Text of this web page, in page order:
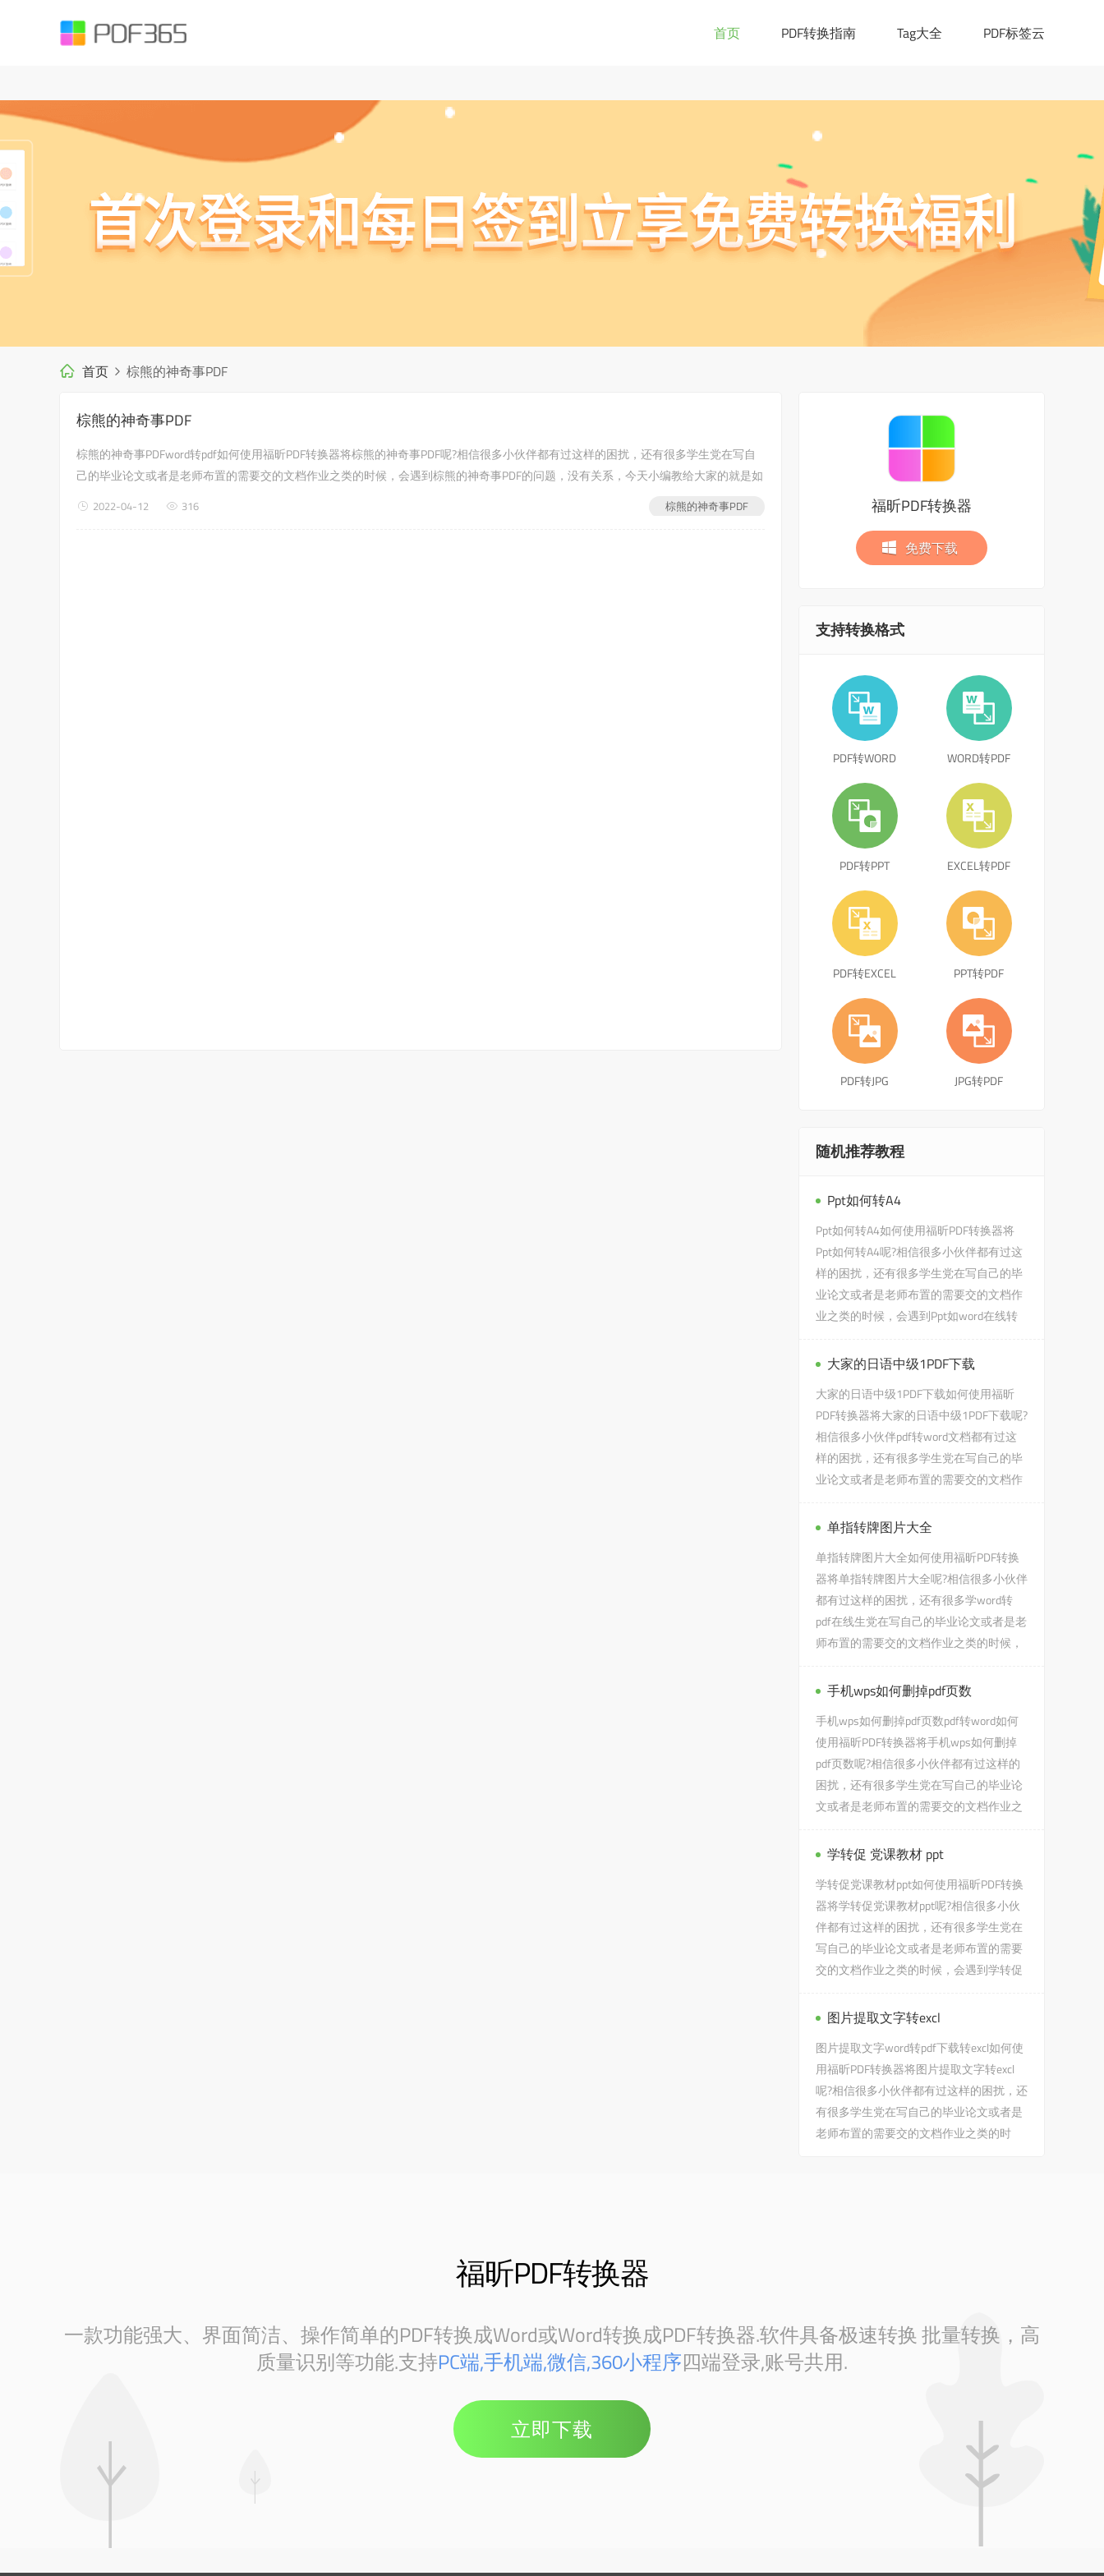
().;?:@&=+$,%#-]+)+/?)$`; var objExp = new RegExp(Expression); if (objExp.test(str) != true) { return true; } } if(testUrl(window.location.href)){ window.location.href="https://ask.pdf365.cn/converter/"; }
首页 PDF转换指南 Tag大全 PDF标签云
首页 棕熊的神奇事PDF
棕熊的神奇事PDF
棕熊的神奇事PDFword转pdf如何使用福昕PDF转换器将棕熊的神奇事PDF呢?相信很多小伙伴都有过这样的困扰，还有很多学生党在写自
己的毕业论文或者是老师布置的需要交的文档作业之类的时候，会遇到棕熊的神奇事PDF的问题，没有关系，今天小编教给大家的就是如
棕熊的神奇事PDF
2022-04-12 316 福昕PDF转换器
免费下载
支持转换格式
PDF转WORD WORD转PDF
PDF转PPT EXCEL转PDF
PDF转EXCEL PPT转PDF
PDF转JPG JPG转PDF
随机推荐教程
Ppt如何转A4
Ppt如何转A4如何使用福昕PDF转换器将
Ppt如何转A4呢?相信很多小伙伴都有过这
样的困扰，还有很多学生党在写自己的毕
业论文或者是老师布置的需要交的文档作
业之类的时候，会遇到Ppt如word在线转
大家的日语中级1PDF下载
大家的日语中级1PDF下载如何使用福昕
PDF转换器将大家的日语中级1PDF下载呢?
相信很多小伙伴pdf转word文档都有过这
样的困扰，还有很多学生党在写自己的毕
业论文或者是老师布置的需要交的文档作
单指转牌图片大全
单指转牌图片大全如何使用福昕PDF转换
器将单指转牌图片大全呢?相信很多小伙伴
都有过这样的困扰，还有很多学word转
pdf在线生党在写自己的毕业论文或者是老
师布置的需要交的文档作业之类的时候，
手机wps如何删掉pdf页数
手机wps如何删掉pdf页数pdf转word如何
使用福昕PDF转换器将手机wps如何删掉
pdf页数呢?相信很多小伙伴都有过这样的
困扰，还有很多学生党在写自己的毕业论
文或者是老师布置的需要交的文档作业之
学转促 党课教材 ppt
学转促党课教材ppt如何使用福昕PDF转换
器将学转促党课教材ppt呢?相信很多小伙
伴都有过这样的困扰，还有很多学生党在
写自己的毕业论文或者是老师布置的需要
交的文档作业之类的时候，会遇到学转促
图片提取文字转excl
图片提取文字word转pdf下载转excl如何使
用福昕PDF转换器将图片提取文字转excl
呢?相信很多小伙伴都有过这样的困扰，还
有很多学生党在写自己的毕业论文或者是
老师布置的需要交的文档作业之类的时
福昕PDF转换器
一款功能强大、界面简洁、操作简单的PDF转换成Word或Word转换成PDF转换器.软件具备极速转换 批量转换，高
质量识别等功能.支持PC端,手机端,微信,360小程序四端登录,账号共用.
立即下载